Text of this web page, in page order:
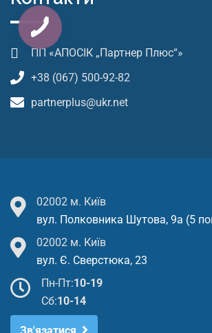
ПП «АПОСІК „Партнер Плюс“»
+38 (067) 500-92-82
partnerplus@ukr.net
02002 м. Київ
вул. Полковника Шутова, 9а (5
02002 м. Київ
вул. Є. Сверстюка, 23
Пн-Пт:10-19
Cб:10-14